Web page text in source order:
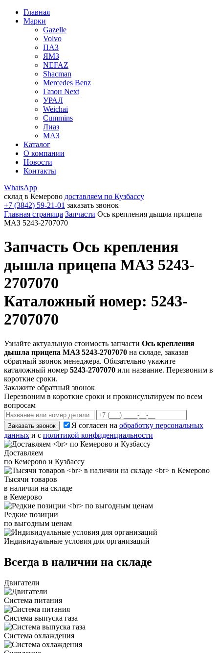
Главная
Марки
Gazelle
Volvo
ПАЗ
ЯМЗ
NEFAZ
Shacman
Mercedes Benz
Газон Next
УРАЛ
Weichai
Cummins
Лиаз
МАЗ
Каталог
О компании
Новости
Контакты
WhatsApp
склад в Кемерово доставляем по Кузбассу
+7 (3842) 59-21-01 заказать звонок
Главная страница Запчасти Ось крепления дышла прицепа
МАЗ 5243-2707070
Запчасть Ось крепления
дышла прицепа МАЗ 5243-
2707070
Каталожный номер: 5243-
2707070
Узнайте актуальную стоимость запчасти Ось крепления
дышла прицепа МАЗ 5243-2707070 на складе, заказав
обратный звонок менеджера. Обязательно укажите
каталожный номер 5243-2707070 или название. Перезвоним в
короткие сроки.
Закажите обратный звонок
Перезвоним в короткие сроки и проконсультируем по всем
вопросам
Заказать звонок Я согласен на обработку персональных
данных и с политикой конфиденциальности
Доставляем
по Кемерово и Кузбассу
Тысячи товаров
в наличии на складе
в Кемерово
Редкие позиции
по выгодным ценам
Индивидуальные условия для организаций
Всегда в наличии на складе
Двигатели
Система питания
Система выпуска газа
Система охлаждения